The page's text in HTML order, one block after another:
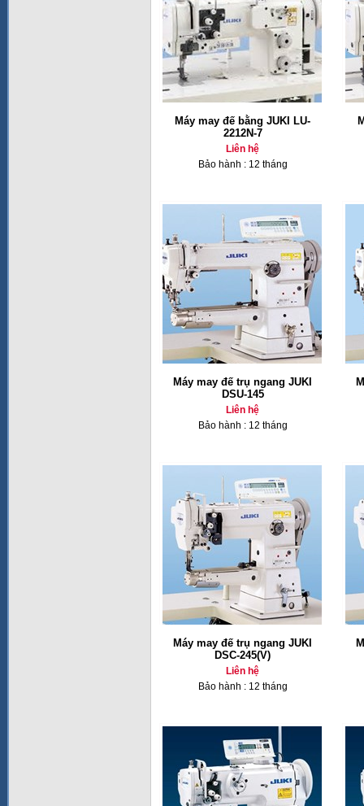
Máy may đế bằng JUKI LU-
2212N-7
Liên hệ
Bảo hành : 12 tháng
Máy may đế trụ ngang JUKI
DSU-145
Liên hệ
Bảo hành : 12 tháng
Máy may đế trụ ngang JUKI
DSC-245(V)
Liên hệ
Bảo hành : 12 tháng